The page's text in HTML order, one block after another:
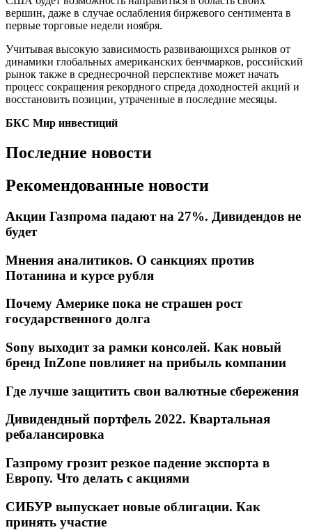
вершин, даже в случае ослабления биржевого сентимента в
первые торговые недели ноября.
Учитывая высокую зависимость развивающихся рынков от
динамики глобальных американских бенчмарков, российский
рынок также в среднесрочной перспективе может начать
процесс сокращения рекордного спреда доходностей акций и
восстановить позиции, утраченные в последние месяцы.
БКС Мир инвестиций
Последние новости
Рекомендованные новости
Акции Газпрома падают на 27%. Дивидендов не
будет
Мнения аналитиков. О санкциях против
Потанина и курсе рубля
Почему Америке пока не страшен рост
государственного долга
Sony выходит за рамки консолей. Как новый
бренд InZone повлияет на прибыль компании
Где лучше защитить свои валютные сбережения
Дивидендный портфель 2022. Квартальная
ребалансировка
Газпрому грозит резкое падение экспорта в
Европу. Что делать с акциями
СИБУР выпускает новые облигации. Как
принять участие